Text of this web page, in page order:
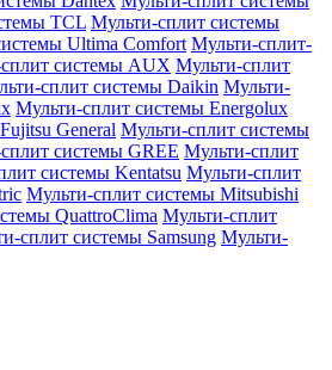
TCL Мульти-сплит системы
Ultima Comfort Мульти-сплит-
системы AUX Мульти-сплит
сплит системы Daikin Мульти-
Мульти-сплит системы Energolux
General Мульти-сплит системы
системы GREE Мульти-сплит
системы Kentatsu Мульти-сплит
Мульти-сплит системы Mitsubishi
QuattroClima Мульти-сплит
сплит системы Samsung Мульти-